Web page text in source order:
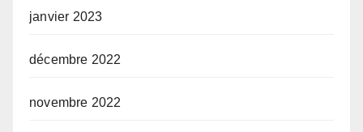
janvier 2023
décembre 2022
novembre 2022